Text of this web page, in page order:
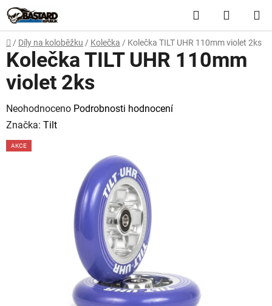
Přejít
na
obsah
Hledat
KOŠÍK
Domů
/ Díly na koloběžku / Kolečka / Kolečka TILT UHR 110mm violet 2ks
Kolečka TILT UHR 110mm
violet 2ks
Průměrné
hodnocení
produktu
Neohodnoceno Podrobnosti hodnocení
Značka: Tilt
AKCE